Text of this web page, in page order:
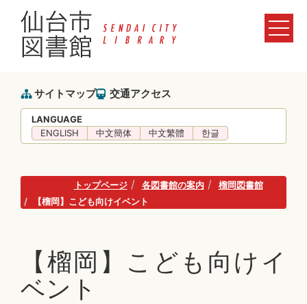
サイトマップ 交通アクセス
LANGUAGE
ENGLISH
中文簡体 中文繁體 한글
トップページ 各図書館の案内
榴岡図書館
【榴岡】こども向けイベント
【榴岡】こども向けイ
ベント